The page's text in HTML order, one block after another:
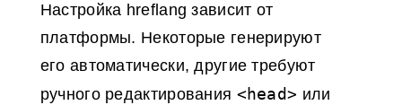
Настройка hreflang зависит от
платформы. Некоторые генерируют
его автоматически, другие требуют
ручного редактирования <head> или